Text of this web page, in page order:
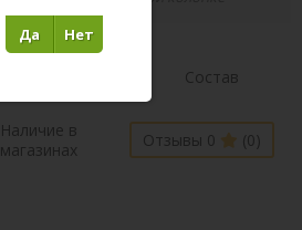
Состав
Наличие в
магазинах
Отзывы 0 (0)
Нет
Да